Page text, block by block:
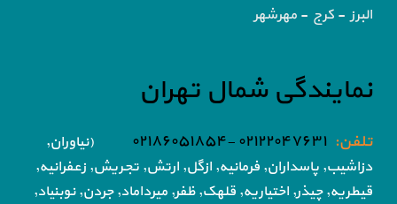
البرز - کرج - مهرشهر
نمایندگی شمال تهران
تلفن: ۰۲۱۲۲۰۴۷۶۳۱ -۰۲۱۸۶۰۵۱۸۵۴
(نیاوران,
دزاشیب, پاسداران, فرمانیه, ازگل, ارتش, تجریش, زعفرانیه,
قیطریه, چیذر, اختیاریه, قلهک, ظفر, میرداماد, جردن, نوبنیاد,